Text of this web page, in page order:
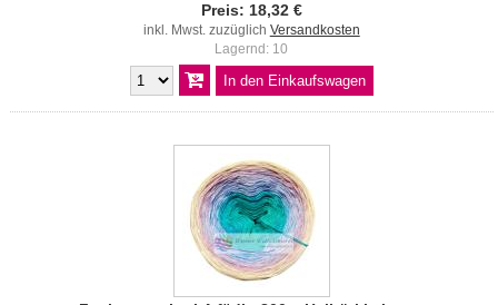
Preis: 18,32 €
inkl. Mwst. zuzüglich Versandkosten
Lagernd: 10